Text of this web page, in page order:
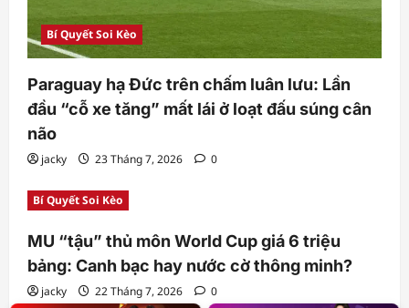
Bí Quyết Soi Kèo
Paraguay hạ Đức trên chấm luân lưu: Lần
đầu “cỗ xe tăng” mất lái ở loạt đấu súng cân
não
jacky 23 Tháng 7, 2026 0
Bí Quyết Soi Kèo
MU “tậu” thủ môn World Cup giá 6 triệu
bảng: Canh bạc hay nước cờ thông minh?
jacky 22 Tháng 7, 2026
0